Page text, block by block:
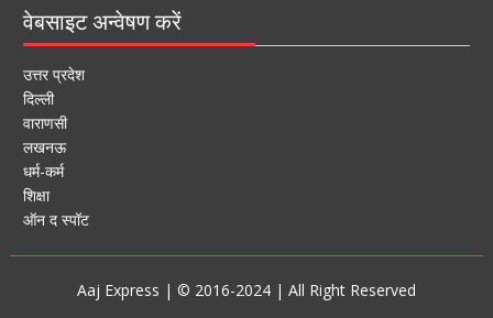
वेबसाइट अन्वेषण करें
उत्तर प्रदेश
दिल्ली
वाराणसी
लखनऊ
धर्म-कर्म
शिक्षा
ऑन द स्पॉट
Aaj Express | © 2016-2024 | All Right Reserved